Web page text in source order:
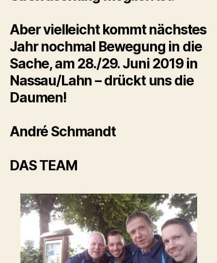
Aber vielleicht kommt nächstes
Jahr nochmal Bewegung in die
Sache, am 28./29. Juni 2019 in
Nassau/Lahn – drückt uns die
Daumen!
André Schmandt
DAS TEAM